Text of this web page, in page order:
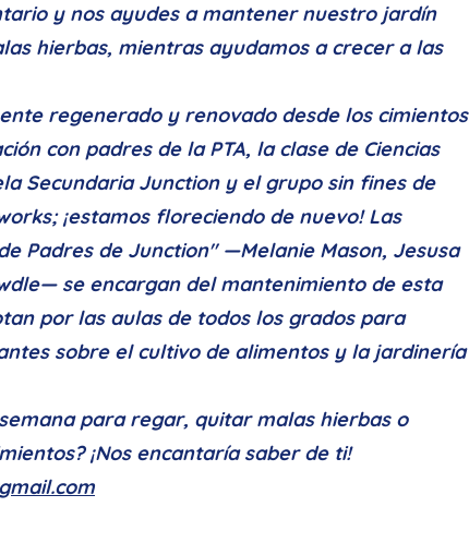
y nos ayudes a mantener nuestro jardín
hierbas, mientras ayudamos a crecer a las
regenerado y renovado desde los cimientos
con padres de la PTA, la clase de Ciencias
Secundaria Junction y el grupo sin fines de
¡estamos floreciendo de nuevo! Las
Padres de Junction" —Melanie Mason, Jesusa
se encargan del mantenimiento de esta
por las aulas de todos los grados para
sobre el cultivo de alimentos y la jardinería
para regar, quitar malas hierbas o
¡Nos encantaría saber de ti!